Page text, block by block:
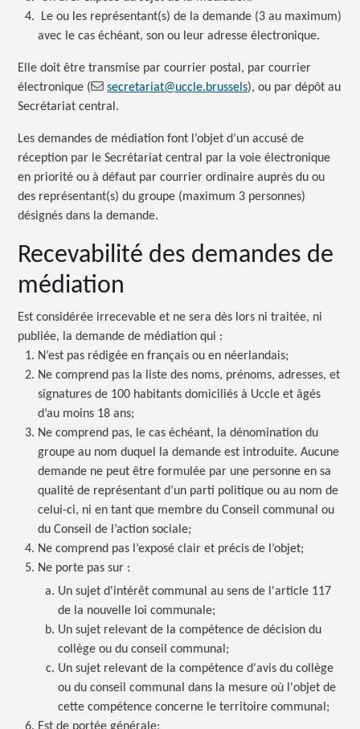
Le ou les représentant(s) de la demande (3 au maximum)
avec le cas échéant, son ou leur adresse électronique.
Elle doit être transmise par courrier postal, par courrier
électronique ( secretariat@uccle.brussels), ou par dépôt au
Secrétariat central.
Les demandes de médiation font l’objet d’un accusé de
réception par le Secrétariat central par la voie électronique
en priorité ou à défaut par courrier ordinaire auprès du ou
des représentant(s) du groupe (maximum 3 personnes)
désignés dans la demande.
Recevabilité des demandes de
médiation
Est considérée irrecevable et ne sera dès lors ni traitée, ni
publiée, la demande de médiation qui :
N’est pas rédigée en français ou en néerlandais;
Ne comprend pas la liste des noms, prénoms, adresses, et
signatures de 100 habitants domiciliés à Uccle et âgés
d’au moins 18 ans;
Ne comprend pas, le cas échéant, la dénomination du
groupe au nom duquel la demande est introduite. Aucune
demande ne peut être formulée par une personne en sa
qualité de représentant d’un parti politique ou au nom de
celui-ci, ni en tant que membre du Conseil communal ou
du Conseil de l’action sociale;
Ne comprend pas l’exposé clair et précis de l’objet;
Ne porte pas sur :
Un sujet d'intérêt communal au sens de l'article 117
de la nouvelle loi communale;
Un sujet relevant de la compétence de décision du
collège ou du conseil communal;
Un sujet relevant de la compétence d'avis du collège
ou du conseil communal dans la mesure où l'objet de
cette compétence concerne le territoire communal;
Est de portée générale;